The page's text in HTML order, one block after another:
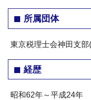
所属団体
東京税理士会神田支部
経歴
昭和62年～平成24年